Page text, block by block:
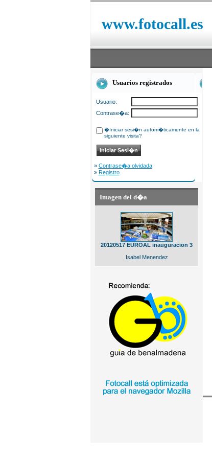
www.fotocall.es
Usuarios registrados
Usuario:
Contrase�a:
�Iniciar sesi�n autom�ticamente en la
siguiente visita?
» Contrase�a olvidada
» Registro
Imagen del d�a
20120517 EUROAL inauguracion 3
Isabel Menendez